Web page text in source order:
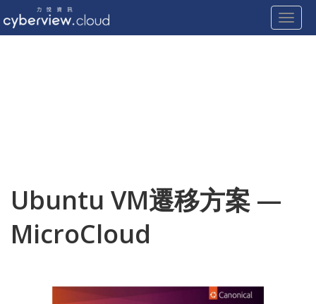
Ubuntu VM遷移方案 —
MicroCloud